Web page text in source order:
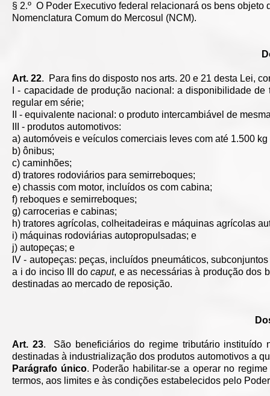
§ 2.º O Poder Executivo federal relacionará os bens
Nomenclatura Comum do Mercosul (NCM).
Art. 22. Para fins do disposto nos arts. 20 e 21 desta Lei,
I - capacidade de produção nacional: a disponibilidade
regular em série;
II - equivalente nacional: o produto intercambiável de
III - produtos automotivos:
a) automóveis e veículos comerciais leves com até 1.500
b) ônibus;
c) caminhões;
d) tratores rodoviários para semirreboques;
e) chassis com motor, incluídos os com cabina;
f) reboques e semirreboques;
g) carrocerias e cabinas;
h) tratores agrícolas, colheitadeiras e máquinas agrícolas
i) máquinas rodoviárias autopropulsadas; e
j) autopeças; e
IV - autopeças: peças, incluídos pneumáticos,
a i do inciso III do caput, e as necessárias à produção dos
destinadas ao mercado de reposição.
Art. 23. São beneficiários do regime tributário instituído
destinadas à industrialização dos produtos automotivos a
Parágrafo único. Poderão habilitar-se a operar no
termos, aos limites e às condições estabelecidos pelo